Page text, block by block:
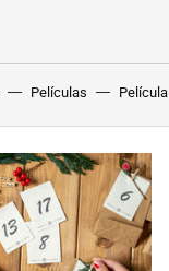
Películas Película